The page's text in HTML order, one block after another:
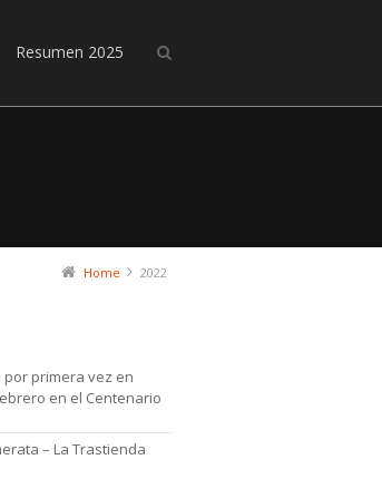
Resumen 2025
Home 2022
por primera vez en
en el Centenario
– La Trastienda